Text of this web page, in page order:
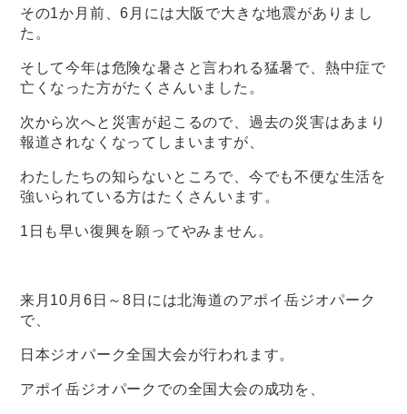
その1か月前、6月には大阪で大きな地震がありまし
た。
そして今年は危険な暑さと言われる猛暑で、熱中症で
亡くなった方がたくさんいました。
次から次へと災害が起こるので、過去の災害はあまり
報道されなくなってしまいますが、
わたしたちの知らないところで、今でも不便な生活を
強いられている方はたくさんいます。
1日も早い復興を願ってやみません。
来月10月6日～8日には北海道のアポイ岳ジオパーク
で、
日本ジオパーク全国大会が行われます。
アポイ岳ジオパークでの全国大会の成功を、